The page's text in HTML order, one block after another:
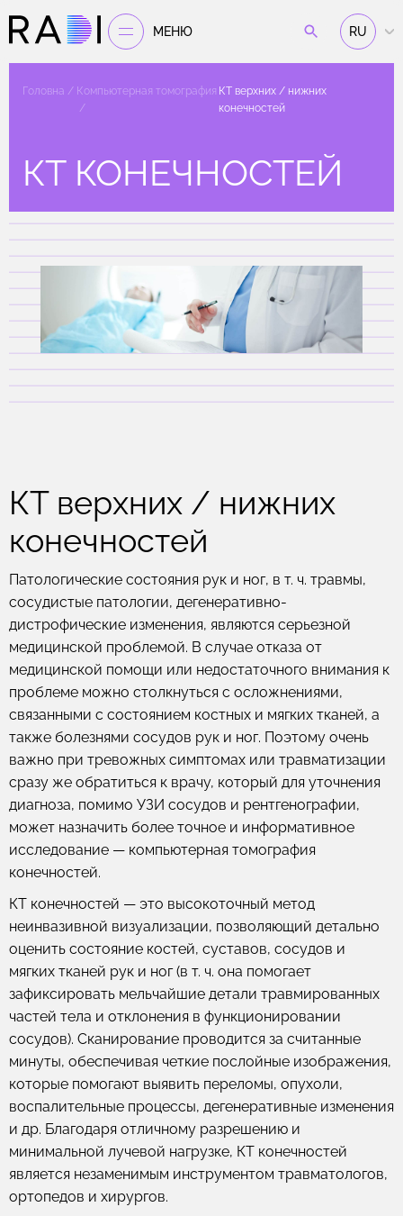
МЕНЮ RU
Головна Компьютерная томография КТ верхних / нижних
конечностей
КТ КОНЕЧНОСТЕЙ
КТ верхних / нижних
конечностей
Патологические состояния рук и ног, в т. ч. травмы,
сосудистые патологии, дегенеративно-
дистрофические изменения, являются серьезной
медицинской проблемой. В случае отказа от
медицинской помощи или недостаточного внимания к
проблеме можно столкнуться с осложнениями,
связанными с состоянием костных и мягких тканей, а
также болезнями сосудов рук и ног. Поэтому очень
важно при тревожных симптомах или травматизации
сразу же обратиться к врачу, который для уточнения
диагноза, помимо УЗИ сосудов и рентгенографии,
может назначить более точное и информативное
исследование — компьютерная томография
конечностей.
КТ конечностей — это высокоточный метод
неинвазивной визуализации, позволяющий детально
оценить состояние костей, суставов, сосудов и
мягких тканей рук и ног (в т. ч. она помогает
зафиксировать мельчайшие детали травмированных
частей тела и отклонения в функционировании
сосудов). Сканирование проводится за считанные
минуты, обеспечивая четкие послойные изображения,
которые помогают выявить переломы, опухоли,
воспалительные процессы, дегенеративные изменения
и др. Благодаря отличному разрешению и
минимальной лучевой нагрузке, КТ конечностей
является незаменимым инструментом травматологов,
ортопедов и хирургов.